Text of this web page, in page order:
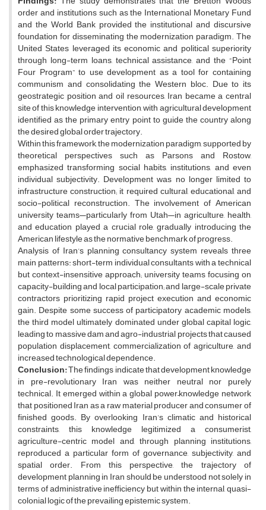
order and institutions such as the International Monetary Fund
and the World Bank provided the institutional and discursive
foundation for disseminating the modernization paradigm. The
United States leveraged its economic and political superiority
through long-term loans, technical assistance, and the “Point
Four Program” to use development as a tool for containing
communism and consolidating the Western bloc. Due to its
geostrategic position and oil resources, Iran became a central
site of this knowledge intervention, with agricultural development
identified as the primary entry point to guide the country along
the desired global order trajectory.
Within this framework, the modernization paradigm, supported by
theoretical perspectives such as Parsons and Rostow,
emphasized transforming social habits, institutions, and even
individual subjectivity. Development was no longer limited to
infrastructure construction; it required cultural, educational, and
socio-political reconstruction. The involvement of American
university teams—particularly from Utah—in agriculture, health,
and education played a crucial role, gradually introducing the
American lifestyle as the normative benchmark of progress.
Analysis of Iran’s planning consultancy system reveals three
main patterns: short-term individual consultants with a technical
but context-insensitive approach; university teams focusing on
capacity-building and local participation; and large-scale private
contractors prioritizing rapid project execution and economic
gain. Despite some success of participatory academic models,
the third model ultimately dominated under global capital logic,
leading to massive dam and agro-industrial projects that caused
population displacement, commercialization of agriculture, and
increased technological dependence.
Conclusion:The findings indicate that development knowledge
in pre-revolutionary Iran was neither neutral nor purely
technical. It emerged within a global power–knowledge network
that positioned Iran as a raw material producer and consumer of
finished goods. By overlooking Iran’s climatic and historical
constraints, this knowledge legitimized a consumerist,
agriculture-centric model and, through planning institutions,
reproduced a particular form of governance, subjectivity, and
spatial order. From this perspective, the trajectory of
development planning in Iran should be understood not solely in
terms of administrative inefficiency but within the internal, quasi-
colonial logic of the prevailing epistemic system.